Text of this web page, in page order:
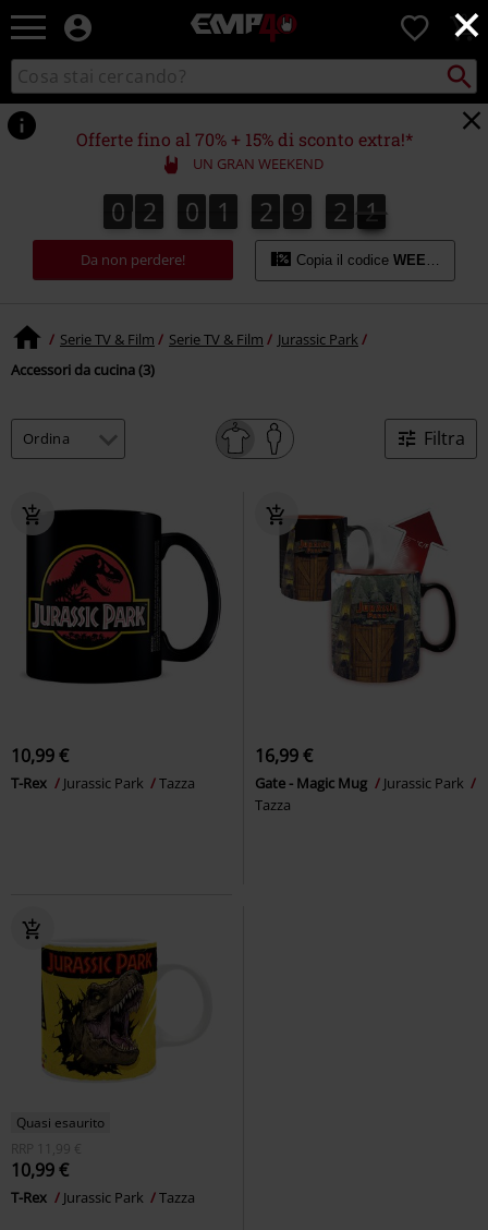
×
EMP
Musica,
Serie
TV
&
Videogame
merch
Abbigliamento
Alternativo
0
Cerca
nel
catalogo
Cerca
Punto
di
ritiro
Offerte fino al 70% + 15% di sconto extra!*
UN GRAN WEEKEND
0
0 2
2 0
0 1
1 2
2 9
9 2
2 1
2
1
3
2
Da non perdere! Copia il codice WEEKEND
Serie TV & Film Serie TV & Film
Jurassic Park
Accessori da cucina (3)
Filtra
10,99 €
T-Rex Jurassic Park Tazza
16,99 €
Gate - Magic Mug
Jurassic Park
Tazza
Quasi esaurito
RRP
11,99 €
10,99 €
T-Rex Jurassic Park Tazza